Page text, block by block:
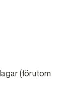
(förutom